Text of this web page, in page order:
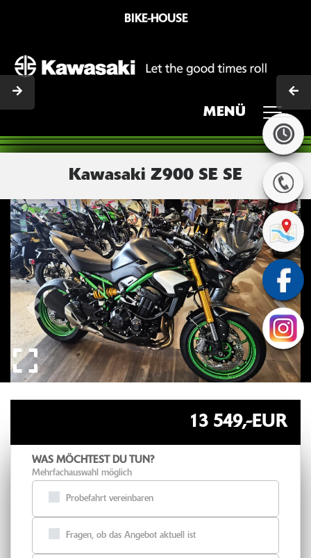
BIKE-HOUSE
MENÜ
Kawasaki Z900 SE SE
Previous Next
13 549,-EUR
WAS MÖCHTEST DU TUN?
Mehrfachauswahl möglich
Probefahrt vereinbaren
Fragen, ob das Angebot aktuell ist